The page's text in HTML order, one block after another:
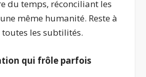
du temps, réconciliant les
même humanité. Reste à
les subtilités.
qui frôle parfois